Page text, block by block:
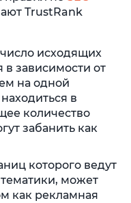
TrustRank
исходящих
в зависимости от
на одной
в
количество
забанить как
которого ведут
может
как рекламная